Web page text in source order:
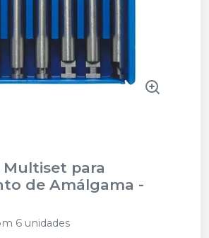
Multiset para
de Amálgama -
6 unidades